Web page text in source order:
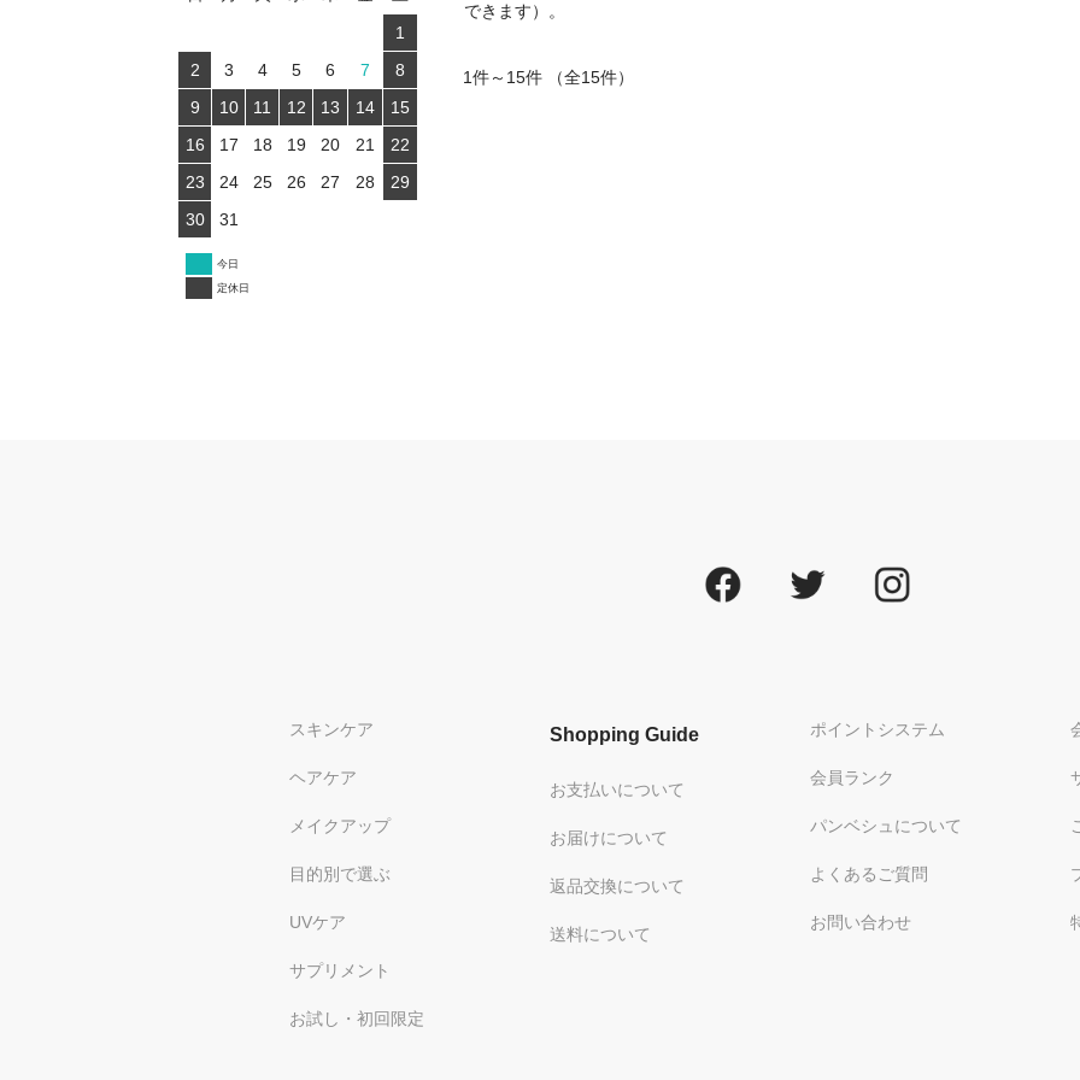
1
2
3 4 5 6 7
8
9
10 11 12 13 14
15
16
17 18 19 20 21
22
23
24 25 26 27 28
29
30
31
今日
定休日
できます）。
1件～15件 （全15件）
スキンケア
ヘアケア
メイクアップ
目的別で選ぶ
UVケア
サプリメント
お試し・初回限定
Shopping Guide
お支払いについて
お届けについて
返品交換について
送料について
ポイントシステム
会員ランク
パンベシュについて
よくあるご質問
お問い合わせ